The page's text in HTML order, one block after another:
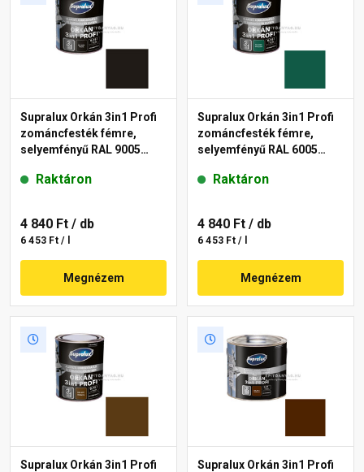
Supralux Orkán 3in1 Profi
zománcfesték fémre,
selyemfényű RAL 9005
Raktáron
4 840 Ft / db
6 453 Ft / l
Megnézem
Supralux Orkán 3in1 Profi
zománcfesték fémre,
selyemfényű RAL 6005
Raktáron
4 840 Ft / db
6 453 Ft / l
Megnézem
Supralux Orkán 3in1 Profi
Supralux Orkán 3in1 Profi